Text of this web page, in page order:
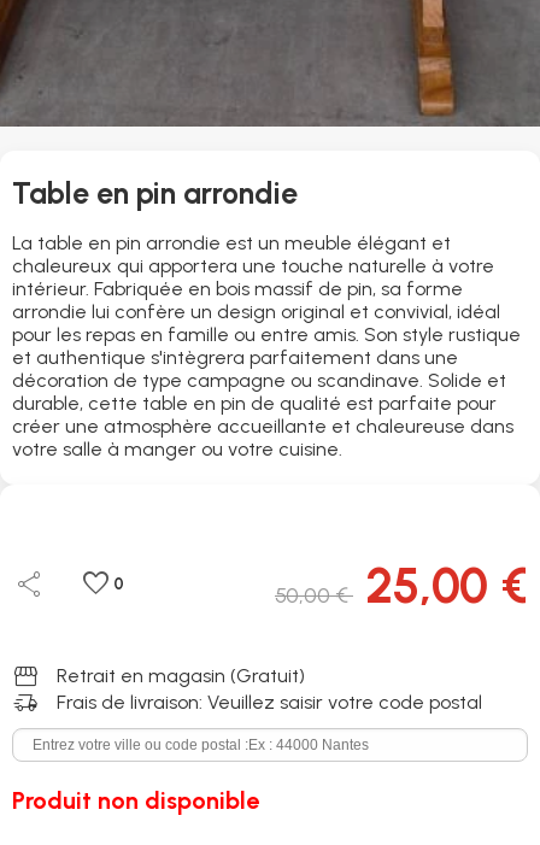
Table en pin arrondie
La table en pin arrondie est un meuble élégant et
chaleureux qui apportera une touche naturelle à votre
intérieur. Fabriquée en bois massif de pin, sa forme
arrondie lui confère un design original et convivial, idéal
pour les repas en famille ou entre amis. Son style rustique
et authentique s'intègrera parfaitement dans une
décoration de type campagne ou scandinave. Solide et
durable, cette table en pin de qualité est parfaite pour
créer une atmosphère accueillante et chaleureuse dans
votre salle à manger ou votre cuisine.
share favorite 0 50,00 € 25,00 €
storefront Retrait en magasin (Gratuit)
delivery_truck_speed Frais de livraison: Veuillez saisir votre code postal
Produit non disponible